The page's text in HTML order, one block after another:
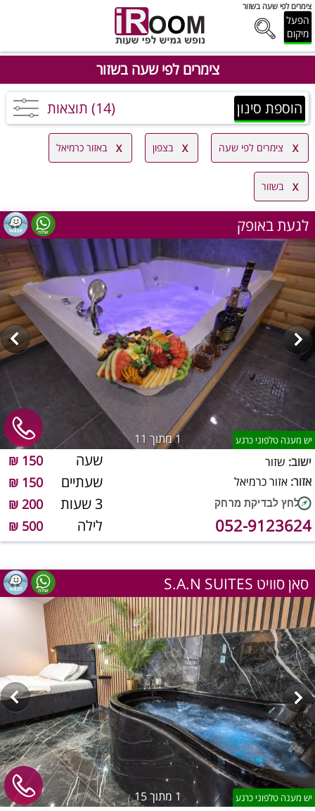
צימרים לפי שעה בשזור
הפעל
מיקום
צימרים לפי שעה בשזור
הוספת סינון (14) תוצאות
צימרים לפי שעה בצפון באזור כרמיאל
בשזור
לגעת באופק
1מתוך 11 יש מענה טלפוני כרגע
שעה 150 ₪
שעתיים 150 ₪
3 שעות 200 ₪
לילה 500 ₪
ישוב: שזור
אזור: אזור כרמיאל
052-9123624
S.A.N SUITES סאן סוויט
1 מתוך 15 יש מענה טלפוני כרגע